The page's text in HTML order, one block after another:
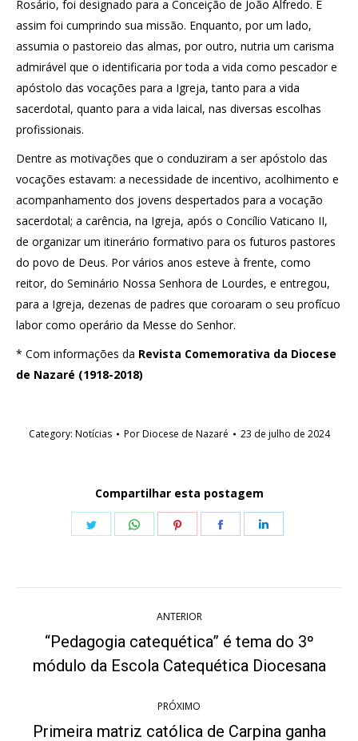
Rosário, foi designado para a Conceição de João Alfredo. E
assim foi cumprindo sua missão. Enquanto, por um lado,
assumia o pastoreio das almas, por outro, nutria um carisma
admirável que o identificaria por toda a vida como pescador e
apóstolo das vocações para a Igreja, tanto para a vida
sacerdotal, quanto para a vida laical, nas diversas escolhas
profissionais.
Dentre as motivações que o conduziram a ser apóstolo das
vocações estavam: a necessidade de incentivo, acolhimento e
acompanhamento dos jovens despertados para a vocação
sacerdotal; a carência, na Igreja, após o Concílio Vaticano II,
de organizar um itinerário formativo para os futuros pastores
do povo de Deus. Por vários anos esteve à frente, como
reitor, do Seminário Nossa Senhora de Lourdes, e entregou,
para a Igreja, dezenas de padres que coroaram o seu profícuo
labor como operário da Messe do Senhor.
* Com informações da Revista Comemorativa da Diocese
de Nazaré (1918-2018)
Category: Notícias PorDiocese de Nazaré 23 de julho de 2024
Compartilhar esta postagem
Share
Share
Share
Share
post:
ANTERIOR
Post
anterior:
“Pedagogia catequética” é tema do 3º
módulo da Escola Catequética Diocesana
PRÓXIMO
Primeira matriz católica de Carpina ganha